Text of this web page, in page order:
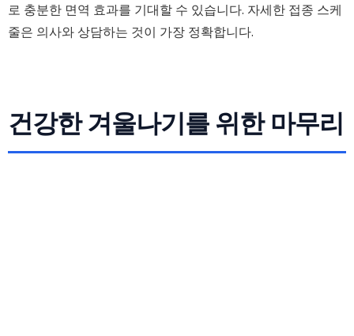
로 충분한 면역 효과를 기대할 수 있습니다. 자세한 접종 스케
줄은 의사와 상담하는 것이 가장 정확합니다.
건강한 겨울나기를 위한 마무리